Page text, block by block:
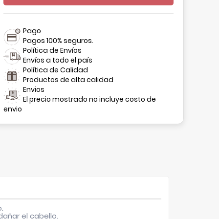
Pago
Pagos 100% seguros.
Política de Envíos
Envíos a todo el país
Política de Calidad
Productos de alta calidad
Envios
El precio mostrado no incluye costo de
envio
el cabello.